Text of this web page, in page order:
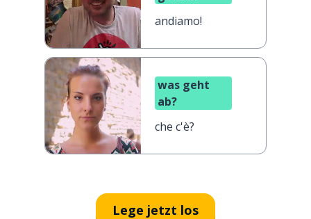
andiamo!
was geht
ab?
che c'è?
Lege jetzt los